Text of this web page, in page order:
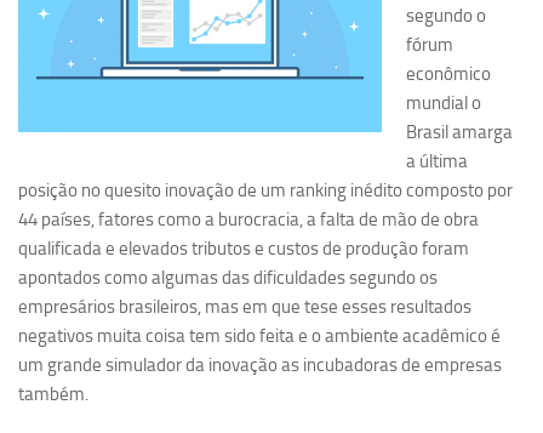
Carreira Docente de Impacto
Ciência, Arte, Educação e Sociedade: CienArtES
em Saúde com foco em Populações Vulneráveis
Grupos de estudo encerrados
Grupos de Pesquisa
Criminologia Experimental e Segurança Pública
Direito e Tecnologia (Tech Law)
Grupo de Pesquisa GPUBLIC – Centro de Estudos em Gestão
e Políticas Públicas Contemporâneas
segundo o
fórum
econômico
mundial o
Brasil amarga
a última
posição no quesito inovação de um ranking inédito composto por
44 países, fatores como a burocracia, a falta de mão de obra
qualificada e elevados tributos e custos de produção foram
apontados como algumas das dificuldades segundo os
empresários brasileiros, mas em que tese esses resultados
negativos muita coisa tem sido feita e o ambiente acadêmico é
um grande simulador da inovação as incubadoras de empresas
também.